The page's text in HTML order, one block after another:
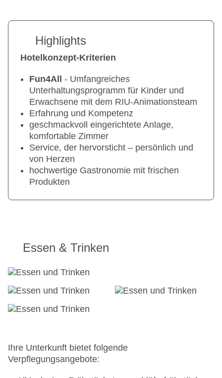
Highlights
Hotelkonzept-Kriterien
Fun4All - Umfangreiches
Unterhaltungsprogramm für Kinder und
Erwachsene mit dem RIU-Animationsteam
Erfahrung und Kompetenz
geschmackvoll eingerichtete Anlage,
komfortable Zimmer
Service, der hervorsticht – persönlich und
von Herzen
hochwertige Gastronomie mit frischen
Produkten
Essen & Trinken
Ihre Unterkunft bietet folgende
Verpflegungsangebote: